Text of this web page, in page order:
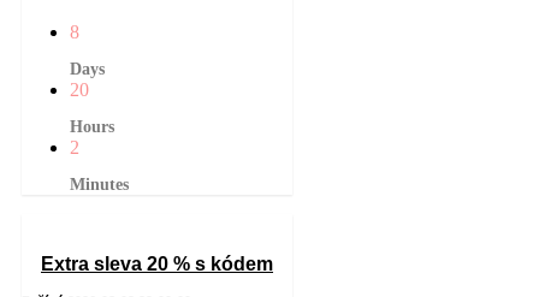
8
Days
20
Hours
2
Minutes
Extra sleva 20 % s kódem